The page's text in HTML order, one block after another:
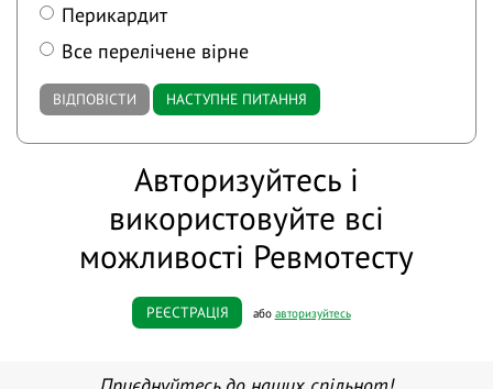
Перикардит
Все перелічене вірне
ВІДПОВІСТИ НАСТУПНЕ ПИТАННЯ
Авторизуйтесь і
використовуйте всі
можливості Ревмотесту
РЕЄСТРАЦІЯ або авторизуйтесь